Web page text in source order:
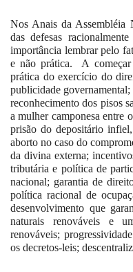
Nos Anais da Assembléia
das defesas
importância lembrar pelo
e não prática.
A
prática do exercício do
publicidade
reconhecimento dos pisos
a mulher camponesa entre
prisão do depositário
aborto no caso do
da divina externa;
tributária e política de
nacional; garantia de
política racional de
desenvolvimento que
naturais renováveis e
renováveis;
os decretos-leis;